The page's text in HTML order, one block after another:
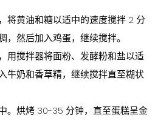
将黄油和糖以适中的速度搅拌 2 分
，然后加入鸡蛋，继续搅拌。
用搅拌器将面粉、发酵粉和盐以适
牛奶和香草精，继续搅拌直至糊状
。烘烤 30-35 分钟，直至蛋糕呈金